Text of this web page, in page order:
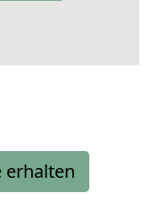
erhalten